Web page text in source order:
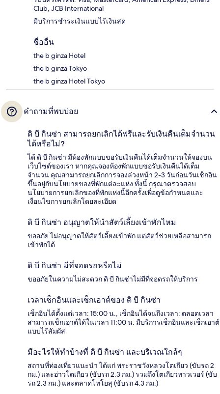
Club, JCB International
มีบริการชำระเงินแบบไร้เงินสด
ชื่ออื่น
the b ginza Hotel
the b ginza Tokyo
the b ginza Hotel Tokyo
คำถามที่พบบ่อย
ดิ บี กินซ่า สามารถยกเลิกได้ฟรีและรับเงินคืนเต็มจำนวน
ได้หรือไม่?
ได้ ดิ บี กินซ่า มีห้องพักแบบขอรับเงินคืนได้เต็มจำนวนให้จองบน
เว็บไซต์ของเรา หากคุณจองห้องพักแบบขอรับเงินคืนได้เต็ม
จำนวน คุณสามารถยกเลิกการจองล่วงหน้า 2-3 วันก่อนวันเช็กอิน
ขึ้นอยู่กับนโยบายของที่พักแต่ละแห่ง ทั้งนี้ กรุณาตรวจสอบ
นโยบายการยกเลิกของที่พักแห่งนี้อีกครั้งเพื่อดูข้อกำหนดและ
เงื่อนไขการยกเลิกโดยละเอียด
ดิ บี กินซ่า อนุญาตให้นำสัตว์เลี้ยงเข้าพักไหม
ขออภัย ไม่อนุญาตให้สัตว์เลี้ยงเข้าพัก แต่สัตว์ช่วยเหลือสามารถ
เข้าพักได้
ดิ บี กินซ่า มีที่จอดรถหรือไม่
ขออภัยในความไม่สะดวก ดิ บี กินซ่าไม่มีที่จอดรถให้บริการ
เวลาเช็กอินและเช็กเอาต์ของ ดิ บี กินซ่า
เช็กอินได้ตั้งแต่เวลา: 15:00 น., เช็กอินได้จนถึงเวลา: ตลอดเวลา
สามารถเช็กเอาต์ได้ในเวลา 11:00 น. มีบริการเช็กอินและเช็กเอาต์
แบบไร้สัมผัส
มีอะไรให้ทำบ้างที่ ดิ บี กินซ่า และบริเวณใกล้ๆ
สถานที่ท่องเที่ยวแนะนำ ได้แก่ พระราชวังหลวงโตเกียว (ขับรถ 2
กม.) และอ่าวโตเกียว (ขับรถ 2.3 กม.) รวมถึงโตเกียวทาวเวอร์ (ขับ
รถ 2.3 กม.) และตลาดโทโยสุ (ขับรถ 4.3 กม.)